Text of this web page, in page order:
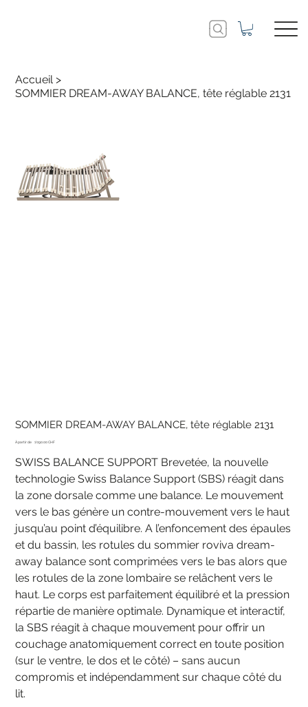
Accueil >
SOMMIER DREAM-AWAY BALANCE, tête réglable 2131
SOMMIER DREAM-AWAY BALANCE, tête réglable 2131
À partir de Prix
1'090.00 CHF
SWISS BALANCE SUPPORT Brevetée, la nouvelle
technologie Swiss Balance Support (SBS) réagit dans
la zone dorsale comme une balance. Le mouvement
vers le bas génère un contre-mouvement vers le haut
jusqu’au point d’équilibre. A l’enfoncement des épaules
et du bassin, les rotules du sommier roviva dream-
away balance sont comprimées vers le bas alors que
les rotules de la zone lombaire se relâchent vers le
haut. Le corps est parfaitement équilibré et la pression
répartie de manière optimale. Dynamique et interactif,
la SBS réagit à chaque mouvement pour offrir un
couchage anatomiquement correct en toute position
(sur le ventre, le dos et le côté) – sans aucun
compromis et indépendamment sur chaque côté du
lit.